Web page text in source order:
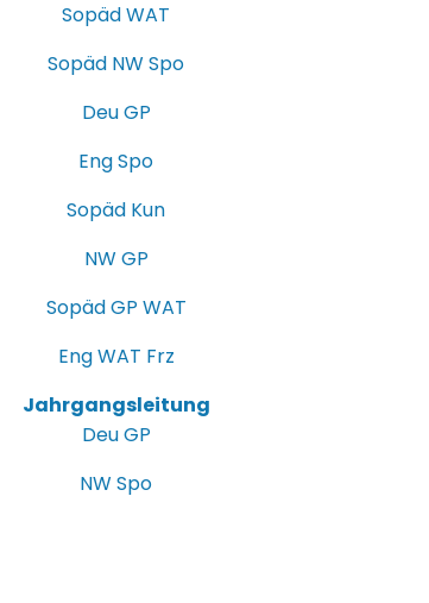
Sopäd WAT
Sopäd NW Spo
Deu GP
Eng Spo
Sopäd Kun
NW GP
Sopäd GP WAT
Eng WAT Frz
Jahrgangsleitung
Deu GP
NW Spo